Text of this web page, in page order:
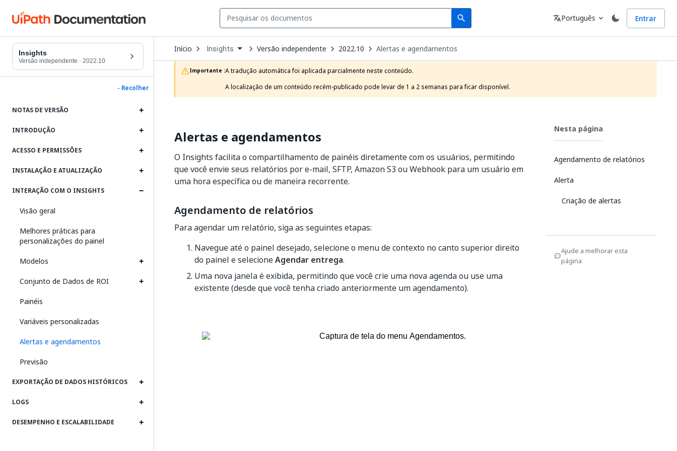
search
Search Idioma
translatePortuguês expand_more Entrar
Insights
Versão independente · 2022.10
- Recolher
NOTAS DE VERSÃO
INTRODUÇÃO
ACESSO E PERMISSÕES
INSTALAÇÃO E ATUALIZAÇÃO
INTERAÇÃO COM O INSIGHTS
Visão geral
Melhores práticas para
personalizações do painel
Modelos
Conjunto de Dados de ROI
Painéis
Variáveis personalizadas
Alertas e agendamentos
Previsão
EXPORTAÇÃO DE DADOS HISTÓRICOS
LOGS
DESEMPENHO E ESCALABILIDADE
Início Open
Dropdown
to
choose
product
Insights Versão independente 2022.10 Alertas e agendamentos
Importante :A tradução automática foi aplicada parcialmente neste conteúdo.
A localização de um conteúdo recém-publicado pode levar de 1 a 2 semanas para ficar disponível.
Alertas e agendamentos
O Insights facilita o compartilhamento de painéis diretamente com os usuários, permitindo
que você envie seus relatórios por e-mail, SFTP, Amazon S3 ou Webhook para um usuário em
uma hora específica ou de maneira recorrente.
Agendamento de relatórios
Para agendar um relatório, siga as seguintes etapas:
Navegue até o painel desejado, selecione o menu de contexto no canto superior direito
do painel e selecioneAgendar entrega.
Uma nova janela é exibida, permitindo que você crie uma nova agenda ou use uma
existente (desde que você tenha criado anteriormente um agendamento).
Nesta página
Agendamento de relatórios
Alerta
Criação de alertas
Ajude a melhorar esta
página